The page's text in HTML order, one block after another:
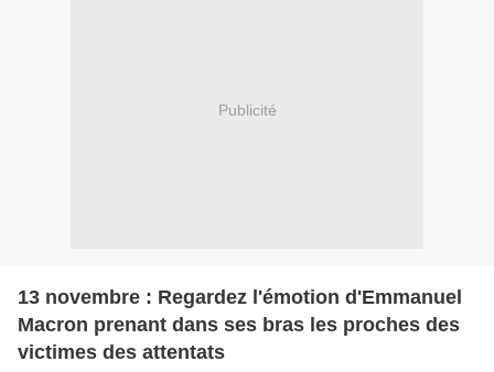
Publicité
13 novembre : Regardez l'émotion d'Emmanuel
Macron prenant dans ses bras les proches des
victimes des attentats